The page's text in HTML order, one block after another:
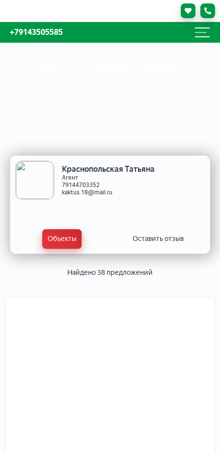
+79143505585
Краснопольская Татьяна
Агент
79144703352
kaktus.18@mail.ru
Объекты Оставить отзыв
Найдено 38 предложений